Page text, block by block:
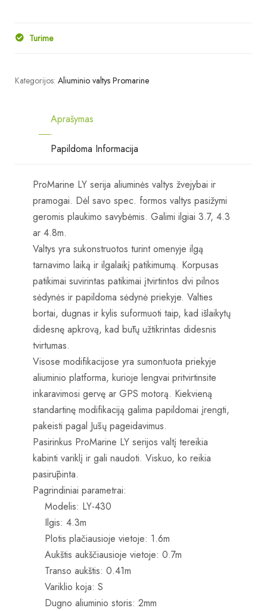
Turime
Kategorijos: Aliuminio valtys Promarine
Aprašymas
Papildoma Informacija
ProMarine LY serija aliuminės valtys žvejybai ir
pramogai. Dėl savo spec. formos valtys pasižymi
geromis plaukimo savybėmis. Galimi ilgiai 3.7, 4.3
ar 4.8m.
Valtys yra sukonstruotos turint omenyje ilgą
tarnavimo laiką ir ilgalaikį patikimumą. Korpusas
patikimai suvirintas patikimai įtvirtintos dvi pilnos
sėdynės ir papildoma sėdynė priekyje. Valties
bortai, dugnas ir kylis suformuoti taip, kad išlaikytų
didesnę apkrovą, kad būtų užtikrintas didesnis
tvirtumas.
Visose modifikacijose yra sumontuota priekyje
aliuminio platforma, kurioje lengvai pritvirtinsite
inkaravimosi gervę ar GPS motorą. Kiekvieną
standartinę modifikaciją galima papildomai įrengti,
pakeisti pagal Jūsų pageidavimus.
Pasirinkus ProMarine LY serijos valtį tereikia
kabinti variklį ir gali naudoti. Viskuo, ko reikia
pasirūpinta.
Pagrindiniai parametrai:
Modelis: LY-430
Ilgis: 4.3m
Plotis plačiausioje vietoje: 1.6m
Aukštis aukščiausioje vietoje: 0.7m
Transo aukštis: 0.41m
Variklio koja: S
Dugno aliuminio storis: 2mm